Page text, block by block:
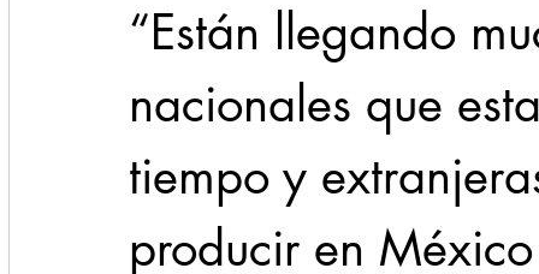
“Están llegando
nacionales que
tiempo y
producir en